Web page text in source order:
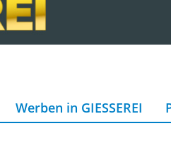
Werben in GIESSEREI